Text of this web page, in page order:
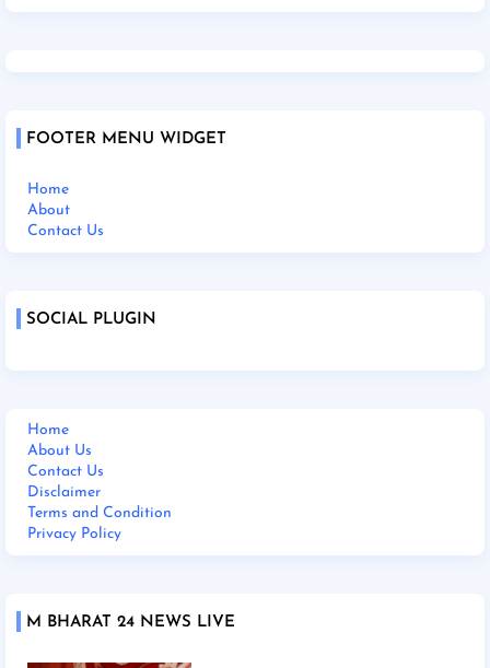
FOOTER MENU WIDGET
Home
About
Contact Us
SOCIAL PLUGIN
Home
About Us
Contact Us
Disclaimer
Terms and Condition
Privacy Policy
M BHARAT 24 NEWS LIVE